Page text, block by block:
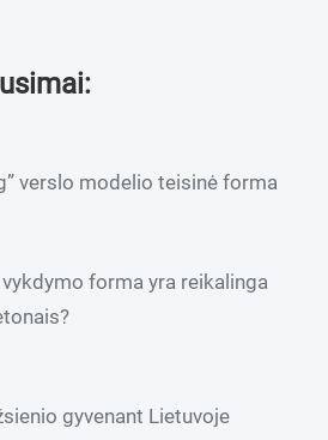
verslo modelio teisinė forma
forma yra reikalinga
gyvenant Lietuvoje